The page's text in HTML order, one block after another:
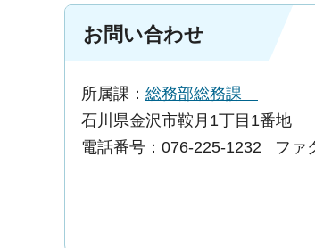
お問い合わせ
所属課： 総務部総務課
石川県金沢市鞍月1丁目1番地
電話番号：076-225-1232
ファ